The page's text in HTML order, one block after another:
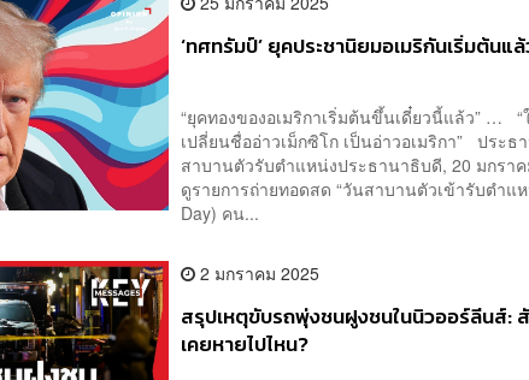
‘ทศทรัมป์’ ยุคประชานิยมอเมริกันเริ่มต้นแ
“ยุคทองของอเมริกาเริ่มต้นขึ้นเดี๋ยวนี้แล้ว” … “
เปลี่ยนชื่ออ่าวเม็กซิโก เป็นอ่าวอเมริกา” ประ
สาบานตัวรับตำแหน่งประธานาธิบดี, 20 มกร
ดูรายการถ่ายทอดสด “วันสาบานตัวเข้ารับตำแ
Day) คน...
2 มกราคม 2025
สรุปเหตุขับรถพุ่งชนฝูงชนในนิวออร์ลีนส์:
เคยหายไปไหน?